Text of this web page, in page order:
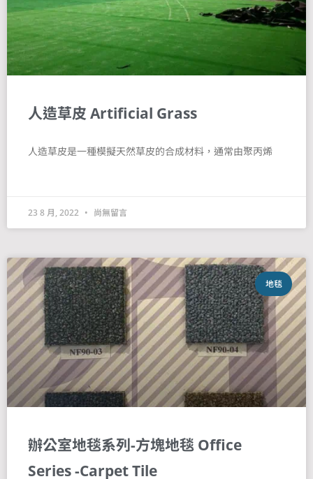
人造草皮 Artificial Grass
人造草皮是一種模擬天然草皮的合成材料，通常由聚丙烯
23 8 月, 2022 尚無留言
地毯
辦公室地毯系列-方塊地毯 Office
Series -Carpet Tile